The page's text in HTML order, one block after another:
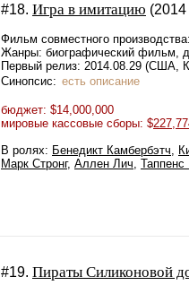
#18. Игра в имитацию (2014
Фильм совместного
Жанры: биографический фильм,
Первый релиз: 2014.08.29 (США,
Синопсис: есть описание
бюджет: $14,000,000
мировые кассовые сборы: $
В ролях: Бенедикт Камбербэтч,
Марк Стронг, Аллен Лич,
#19. Пираты Силиконовой